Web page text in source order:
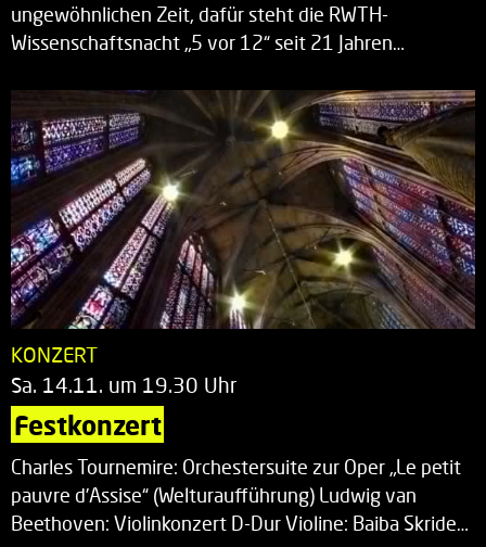
ungewöhnlichen Zeit, dafür steht die RWTH-
Wissenschaftsnacht „5 vor 12“ seit 21 Jahren…
KONZERT
Sa. 14.11. um 19.30 Uhr
Festkonzert
Charles Tournemire: Orchestersuite zur Oper „Le petit
pauvre d’Assise“ (Welturaufführung) Ludwig van
Beethoven: Violinkonzert D-Dur Violine: Baiba Skride…